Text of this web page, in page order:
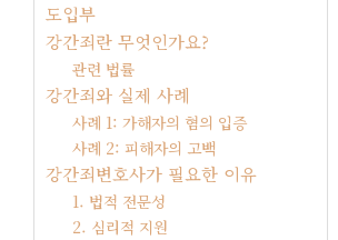
도입부
강간죄란 무엇인가요?
관련 법률
강간죄와 실제 사례
사례 1: 가해자의 혐의 입증
사례 2: 피해자의 고백
강간죄변호사가 필요한 이유
1. 법적 전문성
2. 심리적 지원